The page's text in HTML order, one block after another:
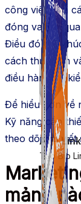
ATP Link
Tạo Bio
công việc của
đóng vai trò
Điều đó thôi
cách thức làm
điều hành và
Để hiểu hơn về
Kỹ năng cần
theo dõi bài viết
mảng